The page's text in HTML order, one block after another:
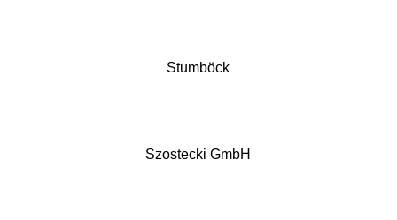
Stumböck
Szostecki GmbH